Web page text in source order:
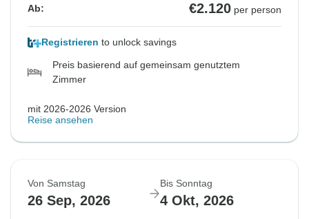
Ab: €2.120 per person
Registrieren to unlock savings
Preis basierend auf gemeinsam genutztem
Zimmer
mit 2026-2026 Version
Reise ansehen
Von Samstag
26 Sep, 2026
Bis Sonntag
4 Okt, 2026